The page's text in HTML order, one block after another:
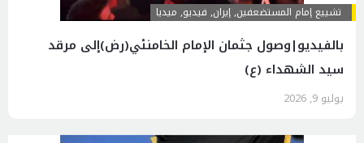
تشييع إمام المستضعفين,إيران, فیدیو, ميديا
بالفيديو|وصول جثمان الإمام الخامنئي(رض)إلى مرقد
سيد الشهداء (ع)
يوليو 9, 2026